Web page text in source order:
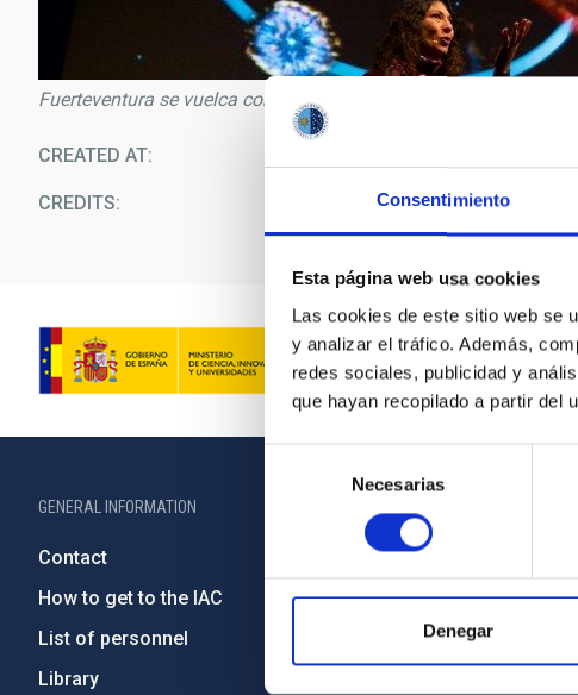
Consentimiento
Esta página web usa cookies
Las cookies de este sitio web se
y analizar el tráfico. Además,
redes sociales, publicidad y
que hayan recopilado a partir del
consentimiento
Necesarias
Denegar
Fuerteventura se vuelca con “Descubre el Universo”
CREATED AT
CREDITS
GENERAL INFORMATION
Contact
How to get to the IAC
List of personnel
Library
Transparency
Code of ethics